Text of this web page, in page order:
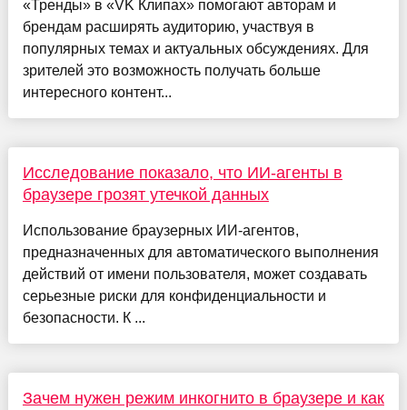
«Тренды» в «VK Клипах» помогают авторам и
брендам расширять аудиторию, участвуя в
популярных темах и актуальных обсуждениях. Для
зрителей это возможность получать больше
интересного контент...
Исследование показало, что ИИ-агенты в
браузере грозят утечкой данных
Использование браузерных ИИ-агентов,
предназначенных для автоматического выполнения
действий от имени пользователя, может создавать
серьезные риски для конфиденциальности и
безопасности. К ...
Зачем нужен режим инкогнито в браузере и как